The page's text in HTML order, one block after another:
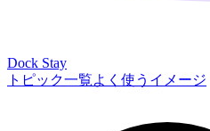
Dock Stay
トピック一覧よく使うイメージ